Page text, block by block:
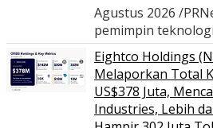
Agustus 2026 /
pemimpin
Eightco Holdings
Melaporkan Total
US$378 Juta,
Industries, Lebih